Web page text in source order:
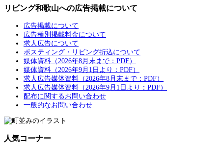
リビング和歌山への広告掲載について
広告掲載について
広告種別掲載料金について
求人広告について
ポスティング・リビング折込について
媒体資料（2026年8月末まで：PDF）
媒体資料（2026年9月1日より：PDF）
求人広告媒体資料（2026年8月末まで：PDF）
求人広告媒体資料（2026年9月1日より：PDF）
配布に関するお問い合わせ
一般的なお問い合わせ
人気コーナー